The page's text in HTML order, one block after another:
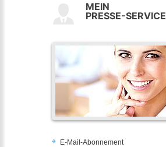
MEIN
PRESSE-SERVICE
E-Mail-Abonnement